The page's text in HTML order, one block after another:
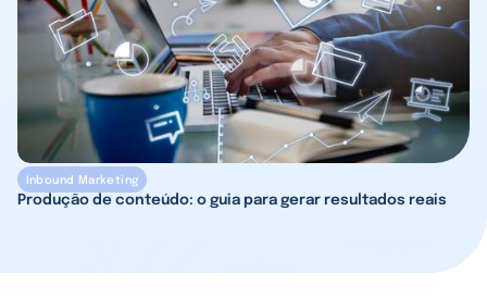
Inbound Marketing
Produção de conteúdo: o guia para gerar resultados reais